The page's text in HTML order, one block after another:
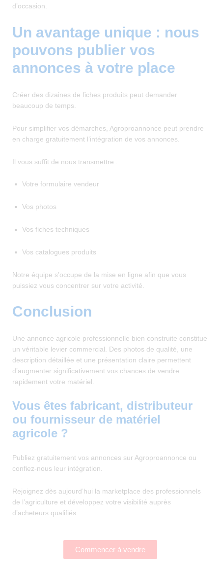
d’occasion.
Un avantage unique : nous
pouvons publier vos
annonces à votre place
Créer des dizaines de fiches produits peut demander
beaucoup de temps.
Pour simplifier vos démarches, Agroproannonce peut prendre
en charge gratuitement l’intégration de vos annonces.
Il vous suffit de nous transmettre :
Votre formulaire vendeur
Vos photos
Vos fiches techniques
Vos catalogues produits
Notre équipe s’occupe de la mise en ligne afin que vous
puissiez vous concentrer sur votre activité.
Conclusion
Une annonce agricole professionnelle bien construite constitue
un véritable levier commercial. Des photos de qualité, une
description détaillée et une présentation claire permettent
d’augmenter significativement vos chances de vendre
rapidement votre matériel.
Vous êtes fabricant, distributeur
ou fournisseur de matériel
agricole ?
Publiez gratuitement vos annonces sur Agroproannonce ou
confiez-nous leur intégration.
Rejoignez dès aujourd’hui la marketplace des professionnels
de l’agriculture et développez votre visibilité auprès
d’acheteurs qualifiés.
Commencer à vendre